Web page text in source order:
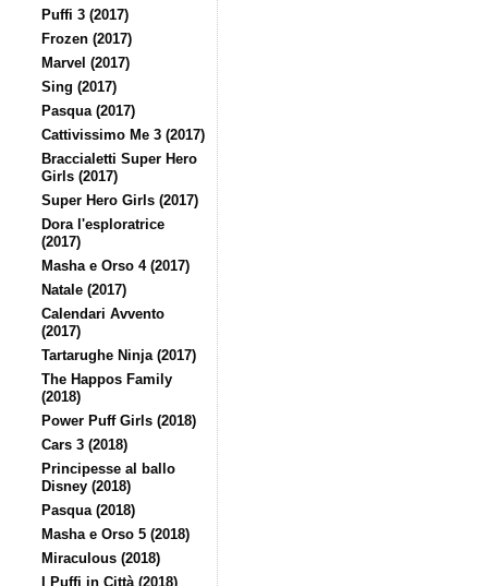
Puffi 3 (2017)
Frozen (2017)
Marvel (2017)
Sing (2017)
Pasqua (2017)
Cattivissimo Me 3 (2017)
Braccialetti Super Hero
Girls (2017)
Super Hero Girls (2017)
Dora l'esploratrice
(2017)
Masha e Orso 4 (2017)
Natale (2017)
Calendari Avvento
(2017)
Tartarughe Ninja (2017)
The Happos Family
(2018)
Power Puff Girls (2018)
Cars 3 (2018)
Principesse al ballo
Disney (2018)
Pasqua (2018)
Masha e Orso 5 (2018)
Miraculous (2018)
I Puffi in Città (2018)